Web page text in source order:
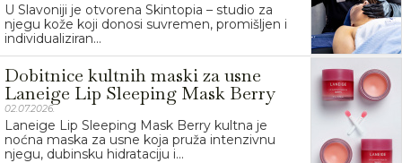
U Slavoniji je otvorena Skintopia – studio za
njegu kože koji donosi suvremen, promišljen i
individualiziran...
Dobitnice kultnih maski za usne
Laneige Lip Sleeping Mask Berry
02.07.2026.
Laneige Lip Sleeping Mask Berry kultna je
noćna maska za usne koja pruža intenzivnu
njegu, dubinsku hidrataciju i...